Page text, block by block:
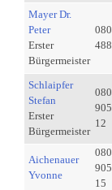
Mayer Dr.
Peter
Erster
Bürgermeister
488
Schlaipfer
Stefan
Erster
Bürgermeister
12
Aichenauer
Yvonne
15